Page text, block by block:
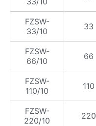
FZSW-
33/10
33
FZSW-
66/10
66
FZSW-
110/10
110
FZSW-
220/10
220